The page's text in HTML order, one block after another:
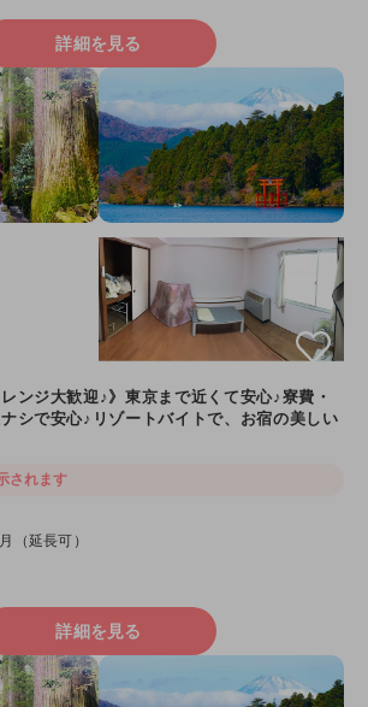
詳細を見る
ンジ大歓迎♪》東京まで近くて安心♪寮費・
シで安心♪リゾートバイトで、お宿の美しい
されます
（延長可）
詳細を見る